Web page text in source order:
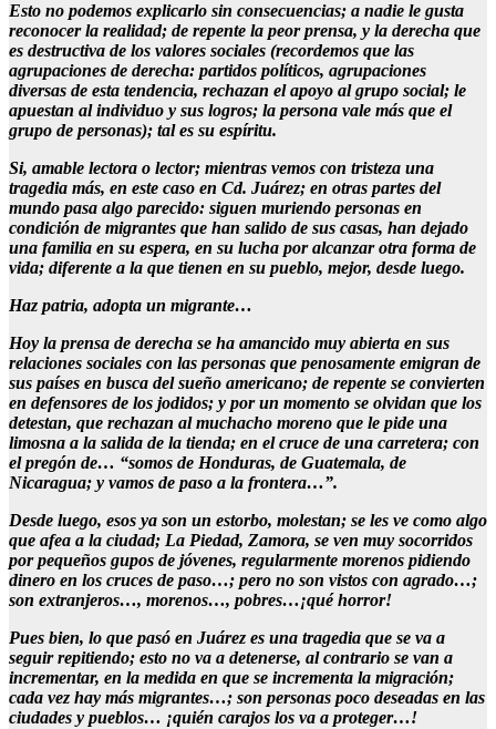
Esto no podemos explicarlo sin consecuencias; a nadie le gusta
reconocer la realidad; de repente la peor prensa, y la derecha que
es destructiva de los valores sociales (recordemos que las
agrupaciones de derecha: partidos políticos, agrupaciones
diversas de esta tendencia, rechazan el apoyo al grupo social; le
apuestan al individuo y sus logros; la persona vale más que el
grupo de personas); tal es su espíritu.
Si, amable lectora o lector; mientras vemos con tristeza una
tragedia más, en este caso en Cd. Juárez; en otras partes del
mundo pasa algo parecido: siguen muriendo personas en
condición de migrantes que han salido de sus casas, han dejado
una familia en su espera, en su lucha por alcanzar otra forma de
vida; diferente a la que tienen en su pueblo, mejor, desde luego.
Haz patria, adopta un migrante…
Hoy la prensa de derecha se ha amancido muy abierta en sus
relaciones sociales con las personas que penosamente emigran de
sus países en busca del sueño americano; de repente se convierten
en defensores de los jodidos; y por un momento se olvidan que los
detestan, que rechazan al muchacho moreno que le pide una
limosna a la salida de la tienda; en el cruce de una carretera; con
el pregón de… “somos de Honduras, de Guatemala, de
Nicaragua; y vamos de paso a la frontera…”.
Desde luego, esos ya son un estorbo, molestan; se les ve como algo
que afea a la ciudad; La Piedad, Zamora, se ven muy socorridos
por pequeños gupos de jóvenes, regularmente morenos pidiendo
dinero en los cruces de paso…; pero no son vistos con agrado…;
son extranjeros…, morenos…, pobres…¡qué horror!
Pues bien, lo que pasó en Juárez es una tragedia que se va a
seguir repitiendo; esto no va a detenerse, al contrario se van a
incrementar, en la medida en que se incrementa la migración;
cada vez hay más migrantes…; son personas poco deseadas en las
ciudades y pueblos… ¡quién carajos los va a proteger…!